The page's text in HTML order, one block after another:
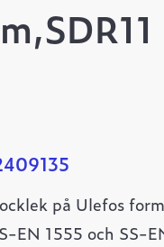
på Ulefos
EN 1555 och SS-